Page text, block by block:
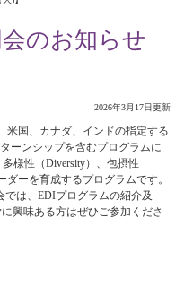
のお知らせ
2026年3月17日更新
米国、カナダ、インドの指定する
ーンシップを含むプログラムに
様性（Diversity）、包摂性
ダーを育成するプログラムです。
は、EDIプログラムの紹介及
興味ある方はぜひご参加くださ